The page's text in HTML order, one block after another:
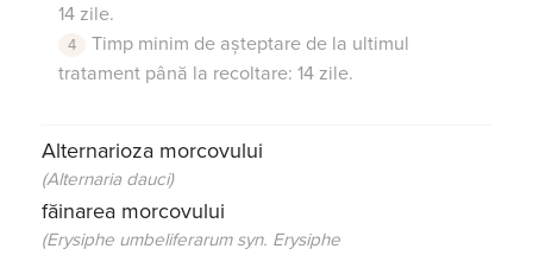
14 zile.
Timp minim de așteptare de la ultimul
tratament până la recoltare: 14 zile.
Alternarioza morcovului
(Alternaria dauci)
făinarea morcovului
(Erysiphe umbeliferarum syn. Erysiphe